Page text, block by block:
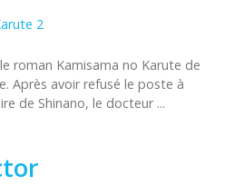
roman Kamisama no Karute de
Après avoir refusé le poste à
de Shinano, le docteur ...